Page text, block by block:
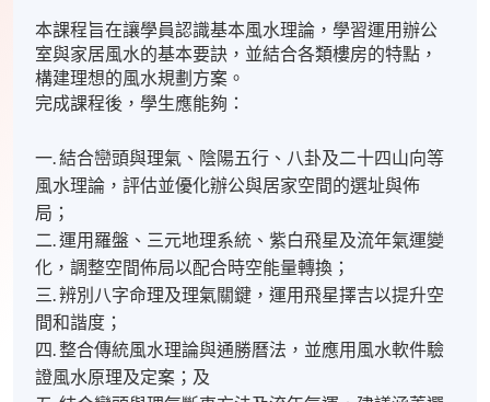
本課程旨在讓學員認識基本風水理論，學習運用辦公
室與家居風水的基本要訣，並結合各類樓房的特點，
構建理想的風水規劃方案。
完成課程後，學生應能夠：
一. 結合巒頭與理氣、陰陽五行、八卦及二十四山向等
風水理論，評估並優化辦公與居家空間的選址與佈
局；
二. 運用羅盤、三元地理系統、紫白飛星及流年氣運變
化，調整空間佈局以配合時空能量轉換；
三. 辨別八字命理及理氣關鍵，運用飛星擇吉以提升空
間和諧度；
四. 整合傳統風水理論與通勝曆法，並應用風水軟件驗
證風水原理及定案；及